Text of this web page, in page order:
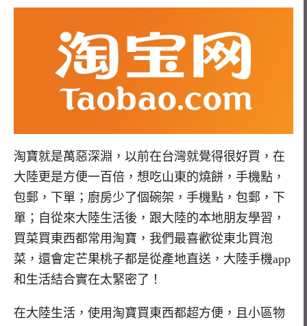
淘寶就是萬惡深淵，以前在台灣就覺得很好買，在
大陸更是方便一百倍，想吃山東的燒餅，手機點，
包郵，下單；廚房少了個碗架，手機點，包郵，下
單；自從來大陸生活後，跟大陸的本地朋友學習，
買菜買東西都常用淘寶，我們最喜歡從東北買泡
菜，還會定芒果桃子都是從產地直送，大陸手機app
和生活結合實在太緊密了！
在大陸生活，使用淘寶買東西都超方便，且小區物